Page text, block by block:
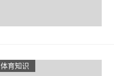
体育知识